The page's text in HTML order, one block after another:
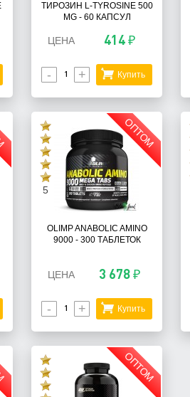
ТИРОЗИН L-TYROSINE 500
MG - 60 КАПСУЛ
ЦЕНА 414 ₽
- + Купить
ОПТОМ
5
OLIMP ANABOLIC AMINO
9000 - 300 ТАБЛЕТОК
ЦЕНА 3 678 ₽
- + Купить
ОПТОМ